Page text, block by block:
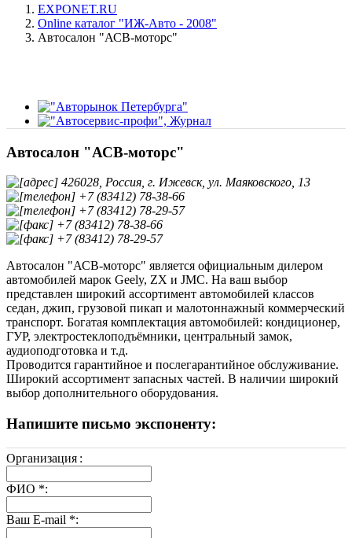
EXPONET.RU
Online каталог "ИЖ-Авто - 2008"
Автосалон "АСВ-моторс"
Автосалон "АСВ-моторс"
426028, Россия, г. Ижевск, ул. Маяковского, 13
+7 (83412) 78-38-66
+7 (83412) 78-29-57
+7 (83412) 78-38-66
+7 (83412) 78-29-57
Автосалон "АСВ-моторс" является официальным дилером
автомобилей марок Geely, ZX и JMC. На ваш выбор
представлен широкий ассортимент автомобилей классов
седан, джип, грузовой пикап и малотоннажный коммерческий
транспорт. Богатая комплектация автомобилей: кондиционер,
ГУР, электростеклоподъёмники, центральный замок,
аудиоподготовка и т.д.
Проводится гарантийное и послегарантийное обслуживание.
Широкий ассортимент запасных частей. В наличии широкий
выбор дополнительного оборудования.
Напишите письмо экспоненту:
Организация :
ФИО *:
Ваш E-mail *: